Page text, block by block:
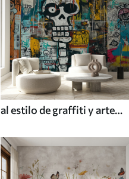
al estilo de graffiti y arte